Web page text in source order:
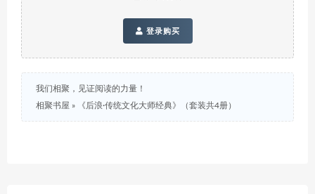
登录购买
我们相聚，见证阅读的力量！
相聚书屋 » 《后浪·传统文化大师经典》（套装共4册）